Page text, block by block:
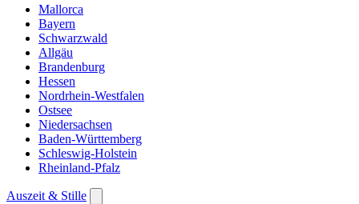
Mallorca
Bayern
Schwarzwald
Allgäu
Brandenburg
Hessen
Nordrhein-Westfalen
Ostsee
Niedersachsen
Baden-Württemberg
Schleswig-Holstein
Rheinland-Pfalz
Auszeit & Stille